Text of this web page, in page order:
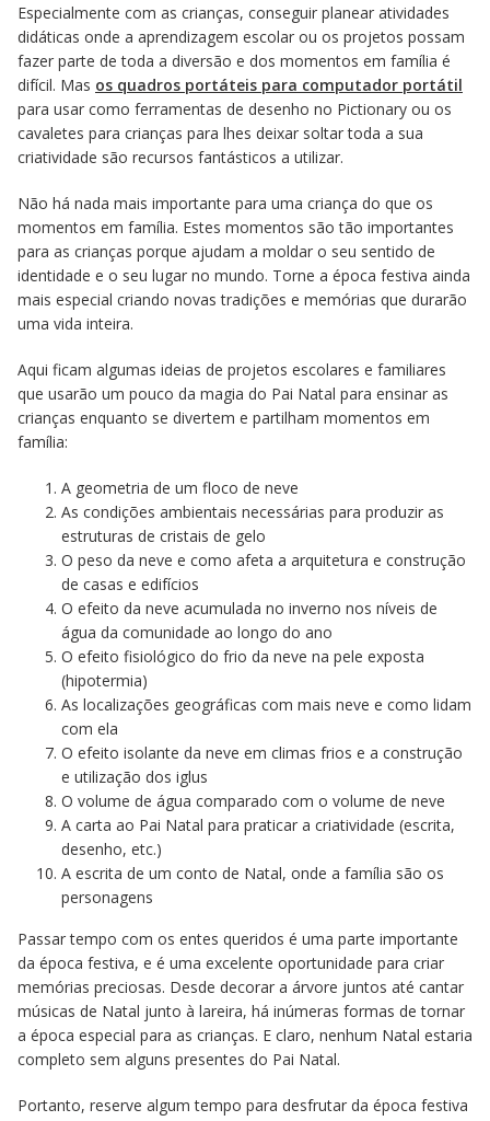
Especialmente com as crianças, conseguir planear atividades
didáticas onde a aprendizagem escolar ou os projetos possam
fazer parte de toda a diversão e dos momentos em família é
difícil. Mas os quadros portáteis para computador portátil
para usar como ferramentas de desenho no Pictionary ou os
cavaletes para crianças para lhes deixar soltar toda a sua
criatividade são recursos fantásticos a utilizar.
Não há nada mais importante para uma criança do que os
momentos em família. Estes momentos são tão importantes
para as crianças porque ajudam a moldar o seu sentido de
identidade e o seu lugar no mundo. Torne a época festiva ainda
mais especial criando novas tradições e memórias que durarão
uma vida inteira.
Aqui ficam algumas ideias de projetos escolares e familiares
que usarão um pouco da magia do Pai Natal para ensinar as
crianças enquanto se divertem e partilham momentos em
família:
A geometria de um floco de neve
As condições ambientais necessárias para produzir as
estruturas de cristais de gelo
O peso da neve e como afeta a arquitetura e construção
de casas e edifícios
O efeito da neve acumulada no inverno nos níveis de
água da comunidade ao longo do ano
O efeito fisiológico do frio da neve na pele exposta
(hipotermia)
As localizações geográficas com mais neve e como lidam
com ela
O efeito isolante da neve em climas frios e a construção
e utilização dos iglus
O volume de água comparado com o volume de neve
A carta ao Pai Natal para praticar a criatividade (escrita,
desenho, etc.)
A escrita de um conto de Natal, onde a família são os
personagens
Passar tempo com os entes queridos é uma parte importante
da época festiva, e é uma excelente oportunidade para criar
memórias preciosas. Desde decorar a árvore juntos até cantar
músicas de Natal junto à lareira, há inúmeras formas de tornar
a época especial para as crianças. E claro, nenhum Natal estaria
completo sem alguns presentes do Pai Natal.
Portanto, reserve algum tempo para desfrutar da época festiva